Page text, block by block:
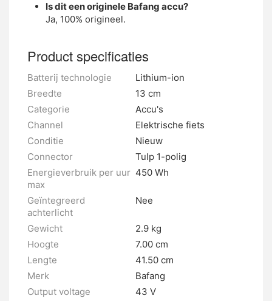
Is dit een originele Bafang accu?
Ja, 100% origineel.
Product specificaties
Batterij technologie
Lithium-ion
Breedte
13 cm
Categorie
Accu's
Channel
Elektrische fiets
Conditie
Nieuw
Connector
Tulp 1-polig
Energieverbruik per uur
max
450 Wh
Geïntegreerd
achterlicht
Nee
Gewicht
2.9 kg
Hoogte
7.00 cm
Lengte
41.50 cm
Merk
Bafang
Output voltage
43 V